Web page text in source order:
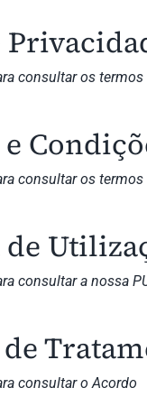
consultar os
consultar os
consultar a nossa
consultar o Acordo